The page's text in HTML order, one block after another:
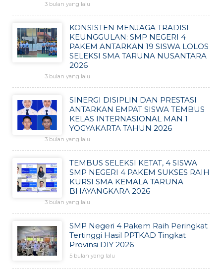
3 bulan yang lalu
KONSISTEN MENJAGA TRADISI
KEUNGGULAN: SMP NEGERI 4
PAKEM ANTARKAN 19 SISWA LOLOS
SELEKSI SMA TARUNA NUSANTARA
2026
3 bulan yang lalu
SINERGI DISIPLIN DAN PRESTASI
ANTARKAN EMPAT SISWA TEMBUS
KELAS INTERNASIONAL MAN 1
YOGYAKARTA TAHUN 2026
3 bulan yang lalu
TEMBUS SELEKSI KETAT, 4 SISWA
SMP NEGERI 4 PAKEM SUKSES RAIH
KURSI SMA KEMALA TARUNA
BHAYANGKARA 2026
3 bulan yang lalu
SMP Negeri 4 Pakem Raih Peringkat
Tertinggi Hasil PPTKAD Tingkat
Provinsi DIY 2026
5 bulan yang lalu